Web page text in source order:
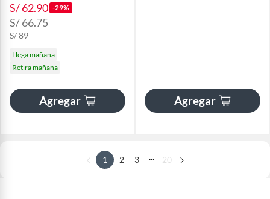
S/ 62.90 -29%
S/ 66.75
S/ 89
Llega mañana
Retira mañana
Agregar Agregar
1 2 3 ... 20